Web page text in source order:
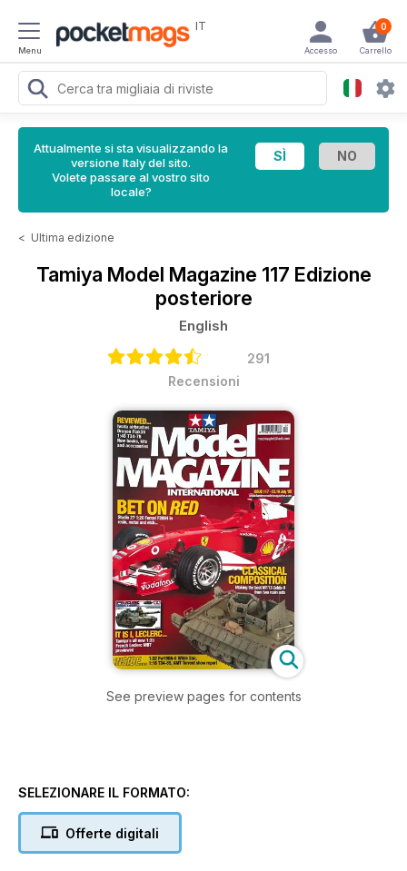
Menu
IT 0
Carrello
Accesso
Attualmente si sta visualizzando la
versione Italy del sito.
Volete passare al vostro sito
locale?
< Ultima edizione
Tamiya Model Magazine 117 Edizione
posteriore
English
291
Recensioni
See preview pages for contents
SELEZIONARE IL FORMATO:
Offerte digitali